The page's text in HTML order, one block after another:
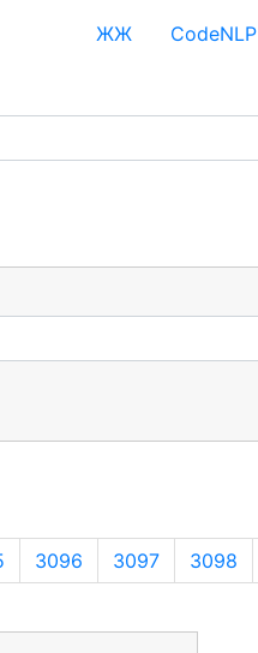
ЖЖ CodeNLP
3096 3097 3098